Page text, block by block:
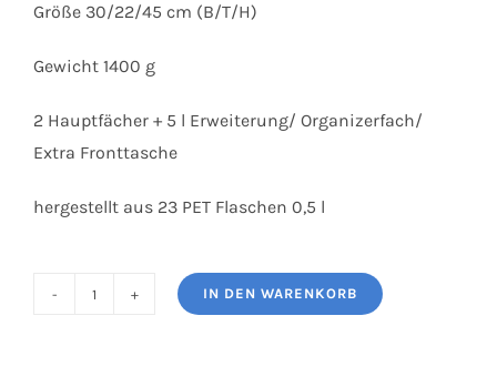
Größe 30/22/45 cm (B/T/H)
Gewicht 1400 g
2 Hauptfächer + 5 l Erweiterung/ Organizerfach/
Extra Fronttasche
hergestellt aus 23 PET Flaschen 0,5 l
IN DEN WARENKORB